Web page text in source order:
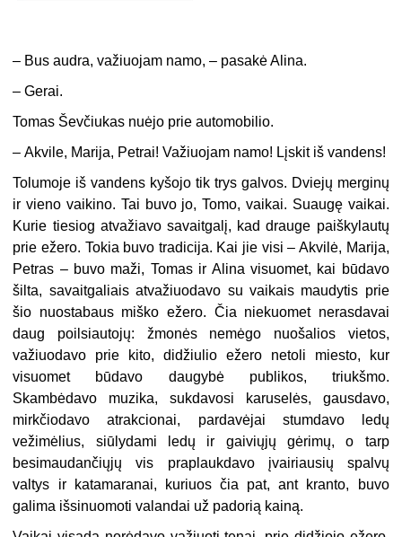
– Bus audra, važiuojam namo, – pasakė Alina.
–Gerai.
Tomas Ševčiukas nuėjo prie automobilio.
–Akvile, Marija, Petrai! Važiuojam namo! Lįskit iš vandens!
Tolumoje iš vandens kyšojo tik trys galvos. Dviejų merginų
ir vieno vaikino. Tai buvo jo, Tomo, vaikai. Suaugę vaikai.
Kurie tiesiog atvažiavo savaitgalį, kad drauge paiškylautų
prie ežero. Tokia buvo tradicija. Kai jie visi – Akvilė, Marija,
Petras – buvo maži, Tomas ir Alina visuomet, kai būdavo
šilta, savaitgaliais atvažiuodavo su vaikais maudytis prie
šio nuostabaus miško ežero. Čia niekuomet nerasdavai
daug poilsiautojų: žmonės nemėgo nuošalios vietos,
važiuodavo prie kito, didžiulio ežero netoli miesto, kur
visuomet būdavo daugybė publikos, triukšmo.
Skambėdavo muzika, sukdavosi karuselės, gausdavo,
mirkčiodavo atrakcionai, pardavėjai stumdavo ledų
vežimėlius, siūlydami ledų ir gaiviųjų gėrimų, o tarp
besimaudančiųjų vis praplaukdavo įvairiausių spalvų
valtys ir katamaranai, kuriuos čia pat, ant kranto, buvo
galima išsinuomoti valandai už padorią kainą.